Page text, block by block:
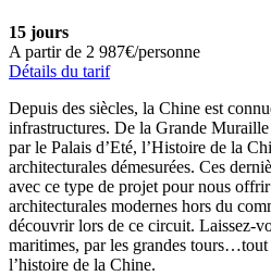
15 jours
A partir de 2 987€/personne
Détails du tarif
Depuis des siècles, la Chine est
infrastructures. De la Grande
par le Palais d’Eté, l’Histoire de la
architecturales démesurées. Ces
avec ce type de projet pour nous
architecturales modernes hors du
découvrir lors de ce circuit. Laissez-
maritimes, par les grandes
l’histoire de la Chine.